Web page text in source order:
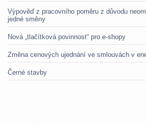
Výpověď z pracovního poměru z důvodu
jedné směny
Nová „tlačítková povinnost“ pro e-shopy
Změna cenových ujednání ve smlouvách v
Černé stavby